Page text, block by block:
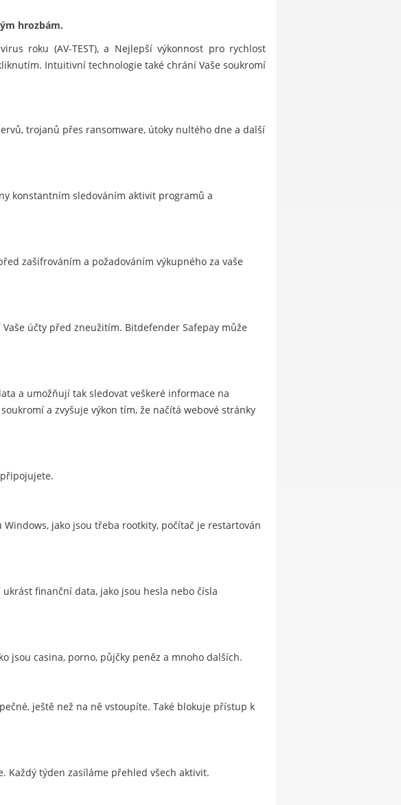
hrozbám.
roku (AV-TEST), a Nejlepší výkonnost pro rychlost
Intuitivní technologie také chrání Vaše soukromí
trojanů přes ransomware, útoky nultého dne a další
konstantním sledováním aktivit programů a
zašifrováním a požadováním výkupného za vaše
účty před zneužitím. Bitdefender Safepay může
a umožňují tak sledovat veškeré informace na
a zvyšuje výkon tím, že načítá webové stránky
jako jsou třeba rootkity, počítač je restartován
finanční data, jako jsou hesla nebo čísla
jsou casina, porno, půjčky peněz a mnoho dalších.
ještě než na ně vstoupíte. Také blokuje přístup k
Každý týden zasíláme přehled všech aktivit.